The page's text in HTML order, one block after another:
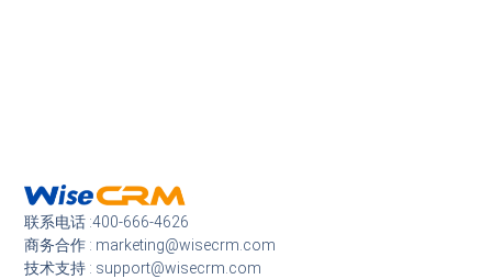
联系电话 :400-666-4626
商务合作 : marketing@wisecrm.com
技术支持 : support@wisecrm.com